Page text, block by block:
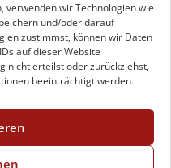
verwenden wir Technologien wie
und/oder darauf
zustimmst, können wir Daten
auf dieser Website
nicht erteilst oder zurückziehst,
beeinträchtigt werden.
27 21